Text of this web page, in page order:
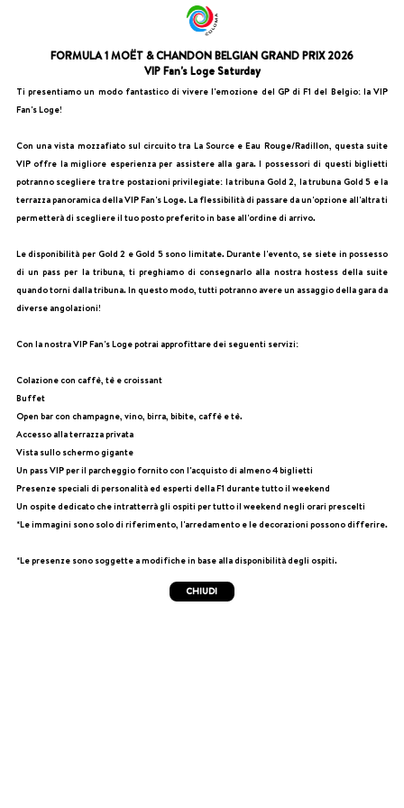
FORMULA 1 MOËT & CHANDON BELGIAN GRAND PRIX 2026
VIP Fan's Loge Saturday
Ti presentiamo un modo fantastico di vivere l'emozione del GP di F1 del Belgio: la VIP
Fan's Loge!
Con una vista mozzafiato sul circuito tra La Source e Eau Rouge/Radillon, questa suite
VIP offre la migliore esperienza per assistere alla gara. I possessori di questi biglietti
potranno scegliere tra tre postazioni privilegiate: la tribuna Gold 2, la trubuna Gold 5 e la
terrazza panoramica della VIP Fan's Loge. La flessibilità di passare da un'opzione all'altra ti
permetterà di scegliere il tuo posto preferito in base all'ordine di arrivo.
Le disponibilità per Gold 2 e Gold 5 sono limitate. Durante l'evento, se siete in possesso
di un pass per la tribuna, ti preghiamo di consegnarlo alla nostra hostess della suite
quando torni dalla tribuna. In questo modo, tutti potranno avere un assaggio della gara da
diverse angolazioni!
Con la nostra VIP Fan's Loge potrai approfittare dei seguenti servizi:
Colazione con caffè, tè e croissant
Buffet
Open bar con champagne, vino, birra, bibite, caffè e tè.
Accesso alla terrazza privata
Vista sullo schermo gigante
Un pass VIP per il parcheggio fornito con l'acquisto di almeno 4 biglietti
Presenze speciali di personalità ed esperti della F1 durante tutto il weekend
Un ospite dedicato che intratterrà gli ospiti per tutto il weekend negli orari prescelti
*Le immagini sono solo di riferimento, l'arredamento e le decorazioni possono differire.
*Le presenze sono soggette a modifiche in base alla disponibilità degli ospiti.
CHIUDI